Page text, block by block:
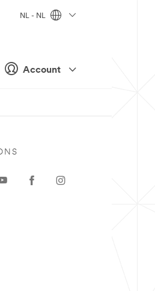
Account
NL - NL